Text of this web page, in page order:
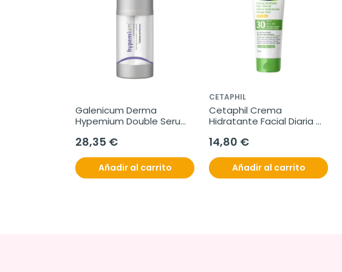
Galenicum Derma
Hypemium Double Serum,
28,35 €
Añadir al carrito
CETAPHIL
Cetaphil Crema
Hidratante Facial Diaria
14,80 €
Añadir al carrito